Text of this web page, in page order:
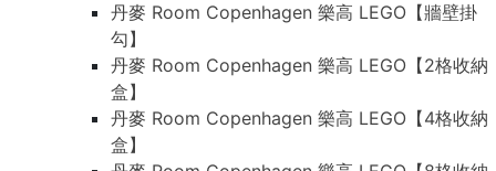
丹麥 Room Copenhagen 樂高 LEGO【牆壁掛
勾】
丹麥 Room Copenhagen 樂高 LEGO【2格收納
盒】
丹麥 Room Copenhagen 樂高 LEGO【4格收納
盒】